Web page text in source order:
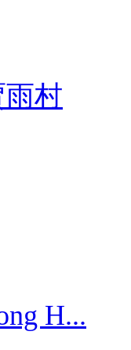
村
H...